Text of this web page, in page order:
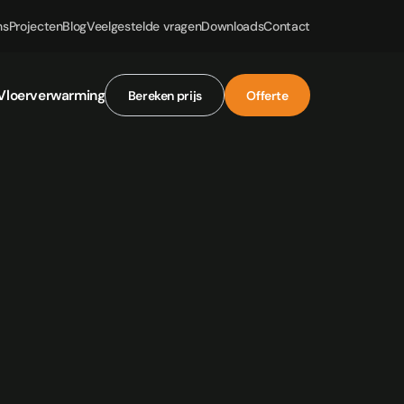
ProjectenBlogVeelgestelde vragenDownloadsContact
Bereken prijs Offerte